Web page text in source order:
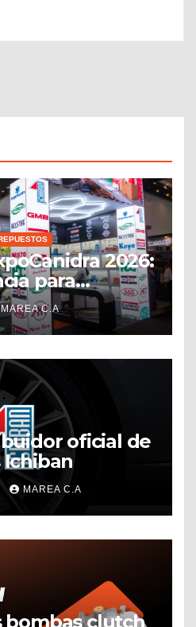
2026:
para
y seguir
sector
MAREA C.A
oficial de
MAREA C.A
bombas clutch